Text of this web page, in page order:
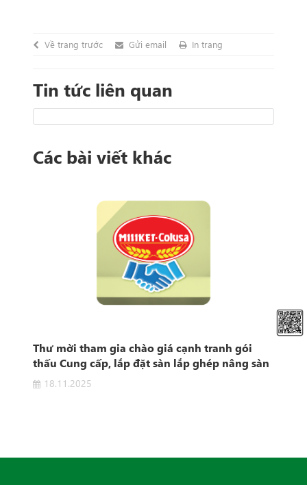
Về trang trước Gửi email In trang
Tin tức liên quan
Các bài viết khác
Thư mời tham gia chào giá cạnh tranh gói
thấu Cung cấp, lắp đặt sàn lắp ghép nâng sàn
khu vực sản xuất
18.11.2025